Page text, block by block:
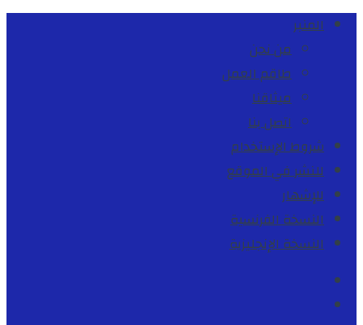
المنبر
من نحن
طاقم العمل
ميثاقنا
اتصل بنا
شروط الإستخدام
للنشر في الموقع
للإشهار
النسخة الفرنسية
النسخة الإنجليزية